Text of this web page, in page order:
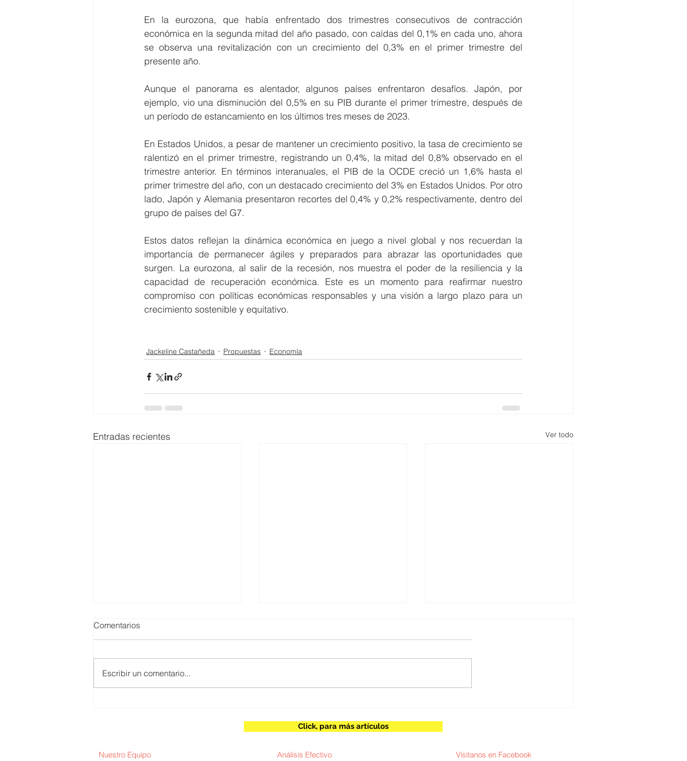
En la eurozona, que había enfrentado dos trimestres consecutivos de contracción
económica en la segunda mitad del año pasado, con caídas del 0,1% en cada uno, ahora
se observa una revitalización con un crecimiento del 0,3% en el primer trimestre del
presente año.
Aunque el panorama es alentador, algunos países enfrentaron desafíos. Japón, por
ejemplo, vio una disminución del 0,5% en su PIB durante el primer trimestre, después de
un período de estancamiento en los últimos tres meses de 2023.
En Estados Unidos, a pesar de mantener un crecimiento positivo, la tasa de crecimiento se
ralentizó en el primer trimestre, registrando un 0,4%, la mitad del 0,8% observado en el
trimestre anterior. En términos interanuales, el PIB de la OCDE creció un 1,6% hasta el
primer trimestre del año, con un destacado crecimiento del 3% en Estados Unidos. Por otro
lado, Japón y Alemania presentaron recortes del 0,4% y 0,2% respectivamente, dentro del
grupo de países del G7.
Estos datos reflejan la dinámica económica en juego a nivel global y nos recuerdan la
importancia de permanecer ágiles y preparados para abrazar las oportunidades que
surgen. La eurozona, al salir de la recesión, nos muestra el poder de la resiliencia y la
capacidad de recuperación económica. Este es un momento para reafirmar nuestro
compromiso con políticas económicas responsables y una visión a largo plazo para un
crecimiento sostenible y equitativo.
Jackeline Castañeda Propuestas Economía
Entradas recientes Ver todo
impulsan el desarrollo
Comentarios
Escribir un comentario...
Nuestro Equipo Análisis Efectivo Visitanos en Facebook
Click, para más artículos